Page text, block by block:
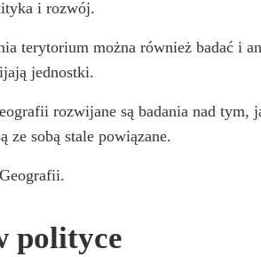
i rozwój.
terytorium można również badać
jednostki.
rozwijane są badania nad tym,
ze sobą stale powiązane.
polityce